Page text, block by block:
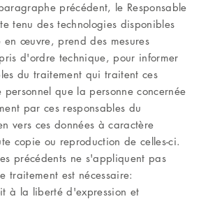
précédent, le Responsable
tenu des technologies disponibles
en œuvre, prend des mesures
d'ordre technique, pour informer
du traitement qui traitent ces
que la personne concernée
par ces responsables du
vers ces données à caractère
copie ou reproduction de celles-ci.
précédents ne s'appliquent pas
traitement est nécessaire:
à la liberté d'expression et